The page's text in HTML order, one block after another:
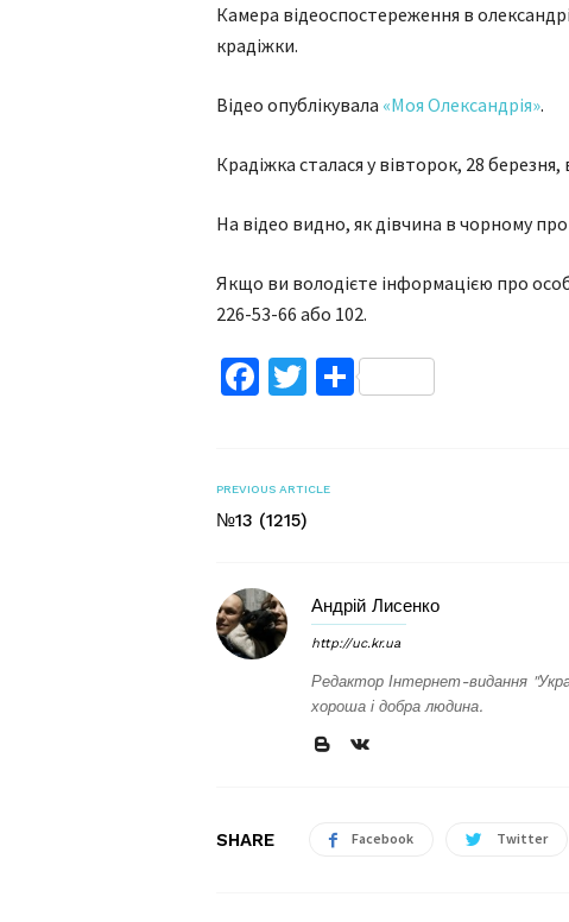
Камера відеоспостереження в
крадіжки.
Відео опублікувала «Моя Олександрія».
Крадіжка сталася у вівторок, 28
На відео видно, як дівчина в чорному
Якщо ви володієте інформацією про
226-53-66 або 102.
Facebook
TwitterПоділитися
PREVIOUS ARTICLE
№13 (1215)
Андрій Лисенко
http://uc.kr.ua
Редактор Інтернет-видання
хороша і добра людина.
SHARE Facebook Twitter